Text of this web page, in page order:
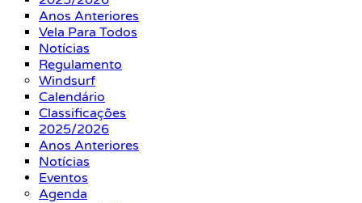
Anos Anteriores
Vela Para Todos
Notícias
Regulamento
Windsurf
Calendário
Classificações
2025/2026
Anos Anteriores
Notícias
Eventos
Agenda